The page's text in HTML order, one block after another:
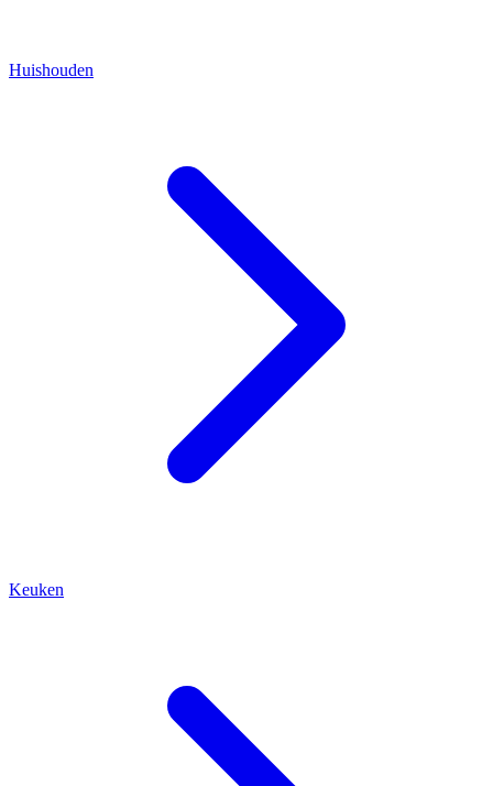
Huishouden
Keuken